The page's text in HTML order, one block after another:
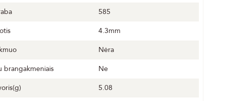
585
4.3mm
Nėra
brangakmeniais
Ne
5.08